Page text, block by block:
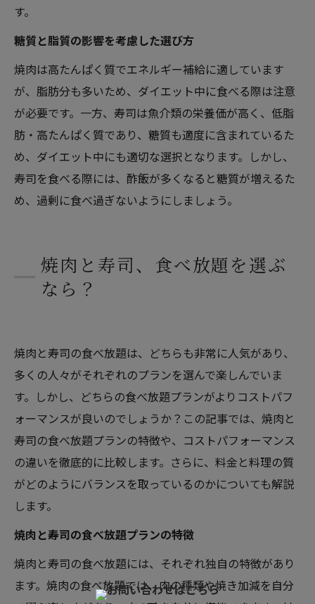
す。
糖質と脂質の影響を考慮した選び方
焼肉は高たんぱく質でエネルギー補給に適しています
が、脂肪分も多いため、ダイエット中に食べる際は注意
が必要です。一方、寿司は魚介類の栄養価が高く、低脂
肪・高たんぱく質であり、糖質も適度に含まれているた
め、ダイエット中にも適切な選択となります。しかし、
寿司を食べる際には、酢飯が多くなると糖質が増えるた
め、過剰に食べ過ぎないようにしましょう。
焼肉と寿司、食べ放題を選ぶ
なら？
焼肉と寿司の食べ放題は、どちらも非常に人気があり、
多くの人々がそれぞれのプランを選んで楽しんでいま
す。しかし、どちらの食べ放題プランがよりコストパフ
ォーマンスが良いのでしょうか？この記事では、焼肉と
寿司の食べ放題プランの特徴や、コストパフォーマンス
の違いを徹底的に比較します。さらに、料金と料理の質
がどのようにバランスを取っているのかについても解説
します。
焼肉と寿司の食べ放題プランの特徴
焼肉と寿司の食べ放題には、それぞれ独自の特徴があり
ます。焼肉の食べ放題では、肉の種類や焼き加減を自分